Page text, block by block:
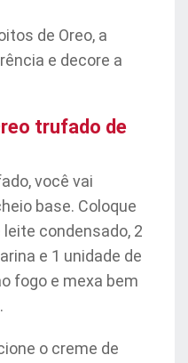
de Oreo, a
e decore a
trufado de
você vai
base. Coloque
condensado, 2
e 1 unidade de
fogo e mexa bem
o creme de